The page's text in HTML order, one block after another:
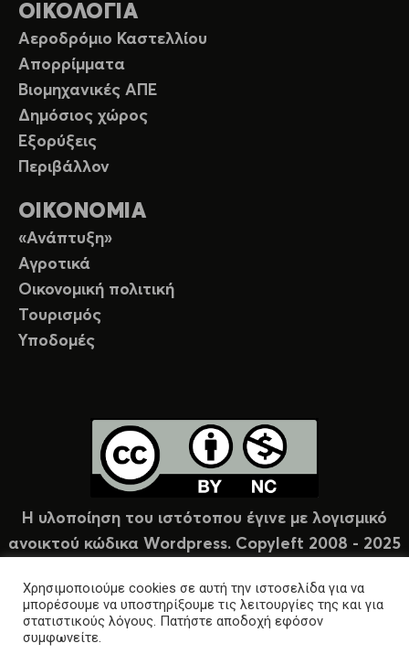
ΟΙΚΟΛΟΓΙΑ
Αεροδρόμιο Καστελλίου
Απορρίμματα
Βιομηχανικές ΑΠΕ
Δημόσιος χώρος
Εξορύξεις
Περιβάλλον
ΟΙΚΟΝΟΜΙΑ
«Ανάπτυξη»
Αγροτικά
Οικονομική πολιτική
Τουρισμός
Υποδομές
Η υλοποίηση του ιστότοπου έγινε με λογισμικό
ανοικτού κώδικα Wordpress. Copyleft 2008 - 2025
Χρησιμοποιούμε cookies σε αυτή την ιστοσελίδα για να
μπορέσουμε να υποστηρίξουμε τις λειτουργίες της και για
στατιστικούς λόγους. Πατήστε αποδοχή εφόσον
συμφωνείτε.